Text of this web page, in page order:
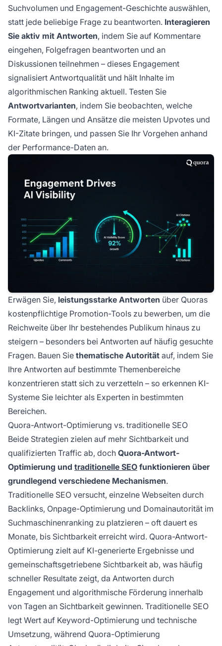
Suchvolumen und Engagement-Geschichte auswählen,
statt jede beliebige Frage zu beantworten. Interagieren
Sie aktiv mit Antworten, indem Sie auf Kommentare
eingehen, Folgefragen beantworten und an
Diskussionen teilnehmen – dieses Engagement
signalisiert Antwortqualität und hält Inhalte im
algorithmischen Ranking aktuell. Testen Sie
Antwortvarianten, indem Sie beobachten, welche
Formate, Längen und Ansätze die meisten Upvotes und
KI-Zitate bringen, und passen Sie Ihr Vorgehen anhand
der Performance-Daten an.
Erwägen Sie, leistungsstarke Antworten über Quoras
kostenpflichtige Promotion-Tools zu bewerben, um die
Reichweite über Ihr bestehendes Publikum hinaus zu
steigern – besonders bei Antworten auf häufig gesuchte
Fragen. Bauen Sie thematische Autorität auf, indem Sie
Ihre Antworten auf bestimmte Themenbereiche
konzentrieren statt sich zu verzetteln – so erkennen KI-
Systeme Sie leichter als Experten in bestimmten
Bereichen.
Quora-Antwort-Optimierung vs. traditionelle SEO
Beide Strategien zielen auf mehr Sichtbarkeit und
qualifizierten Traffic ab, doch Quora-Antwort-
Optimierung und traditionelle SEO funktionieren über
grundlegend verschiedene Mechanismen.
Traditionelle SEO versucht, einzelne Webseiten durch
Backlinks, Onpage-Optimierung und Domainautorität im
Suchmaschinenranking zu platzieren – oft dauert es
Monate, bis Sichtbarkeit erreicht wird. Quora-Antwort-
Optimierung zielt auf KI-generierte Ergebnisse und
gemeinschaftsgetriebene Sichtbarkeit ab, was häufig
schneller Resultate zeigt, da Antworten durch
Engagement und algorithmische Förderung innerhalb
von Tagen an Sichtbarkeit gewinnen. Traditionelle SEO
legt Wert auf Keyword-Optimierung und technische
Umsetzung, während Quora-Optimierung